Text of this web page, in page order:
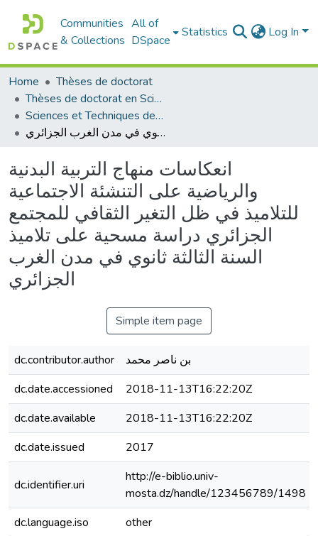
Communities
& Collections
All of
DSpace
Statistics Log In
Home
Thèses de doctorat
Thèses de doctorat en Sciences
Sciences et Techniques des Activités Physiques et Sportives - التربية البدنية و الرياضية
انعكاسات منهاج التربية البدنية والرياضية على التنشئة الاجتماعية للتلاميذ في ظل التغير الثقافي للمجتمع الجزائري دراسة مسحية على تلاميذ السنة الثالثة ثانوي في مدن الغرب الجزائري
انعكاسات منهاج التربية البدنية
والرياضية على التنشئة الاجتماعية
للتلاميذ في ظل التغير الثقافي للمجتمع
الجزائري دراسة مسحية على تلاميذ
السنة الثالثة ثانوي في مدن الغرب
الجزائري
Simple item page
dc.contributor.author
بن ناصر محمد
dc.date.accessioned
2018-11-13T16:22:20Z
dc.date.available
2018-11-13T16:22:20Z
dc.date.issued
2017
dc.identifier.uri
http://e-biblio.univ-
mosta.dz/handle/123456789/1498
dc.language.iso
other